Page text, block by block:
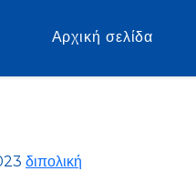
Αρχική σελίδα
διπολική